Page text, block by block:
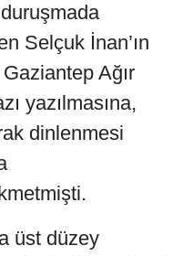
Selçuk İnan’ın
Ağır
yazılmasına,
dinlenmesi
üst düzey